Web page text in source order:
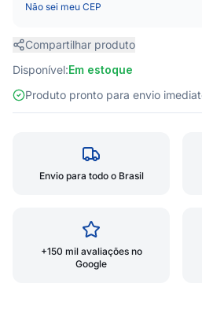
Não sei meu CEP
Compartilhar produto
Disponível:Em estoque
Produto pronto para envio
Envio para todo o Brasil
+150 mil avaliações no
Google